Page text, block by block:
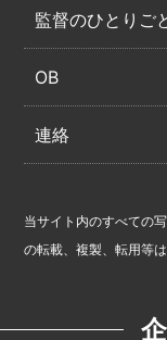
監督のひとりご
OB
連絡
当サイト内のすべての
の転載、複製、転用等